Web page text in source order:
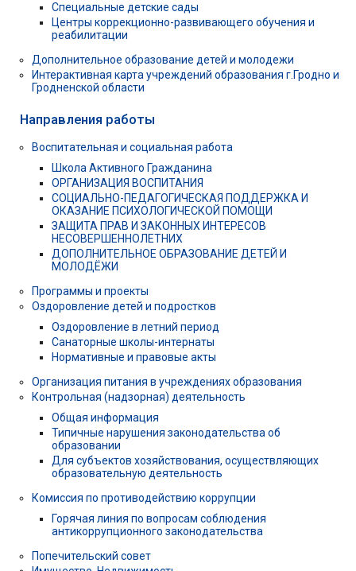
Специальные детские сады
Центры коррекционно-развивающего обучения и
реабилитации
Дополнительное образование детей и молодежи
Интерактивная карта учреждений образования г.Гродно и
Гродненской области
Направления работы
Воспитательная и социальная работа
Школа Активного Гражданина
ОРГАНИЗАЦИЯ ВОСПИТАНИЯ
СОЦИАЛЬНО-ПЕДАГОГИЧЕСКАЯ ПОДДЕРЖКА И
ОКАЗАНИЕ ПСИХОЛОГИЧЕСКОЙ ПОМОЩИ
ЗАЩИТА ПРАВ И ЗАКОННЫХ ИНТЕРЕСОВ
НЕСОВЕРШЕННОЛЕТНИХ
ДОПОЛНИТЕЛЬНОЕ ОБРАЗОВАНИЕ ДЕТЕЙ И
МОЛОДЁЖИ
Программы и проекты
Оздоровление детей и подростков
Оздоровление в летний период
Санаторные школы-интернаты
Нормативные и правовые акты
Организация питания в учреждениях образования
Контрольная (надзорная) деятельность
Общая информация
Типичные нарушения законодательства об
образовании
Для субъектов хозяйствования, осуществляющих
образовательную деятельность
Комиссия по противодействию коррупции
Горячая линия по вопросам соблюдения
антикоррупционного законодательства
Попечительский совет